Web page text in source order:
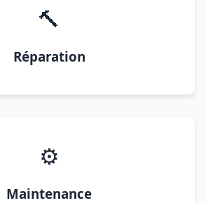
🔨
Réparation
⚙️
Maintenance